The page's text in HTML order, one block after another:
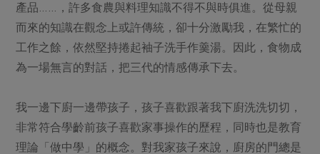
美妝保養 個人清潔
家庭清潔 織品
日用品 圖書禮品
最新產品
主題食譜
異國料理
養身食補
節慶大餐
2024農業發展計畫年度報告
更多議題活動
生活者e週報
綠主張月刊
典藏閱覽室
社務專區
媒體報導
下載專區
產品……，許多食農與料理知識不得不與時俱進。從母親
而來的知識在觀念上或許傳統，卻十分激勵我，在繁忙的
工作之餘，依然堅持捲起袖子洗手作羹湯。因此，食物成
為一場無言的對話，把三代的情感傳承下去。
我一邊下廚一邊帶孩子，孩子喜歡跟著我下廚洗洗切切，
非常符合學齡前孩子喜歡家事操作的歷程，同時也是教育
理論「做中學」的概念。對我家孩子來說，廚房的門總是